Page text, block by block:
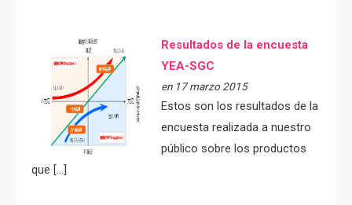
Resultados de la encuesta
YEA-SGC
en 17 marzo 2015
Estos son los resultados de la
encuesta realizada a nuestro
público sobre los productos
que […]